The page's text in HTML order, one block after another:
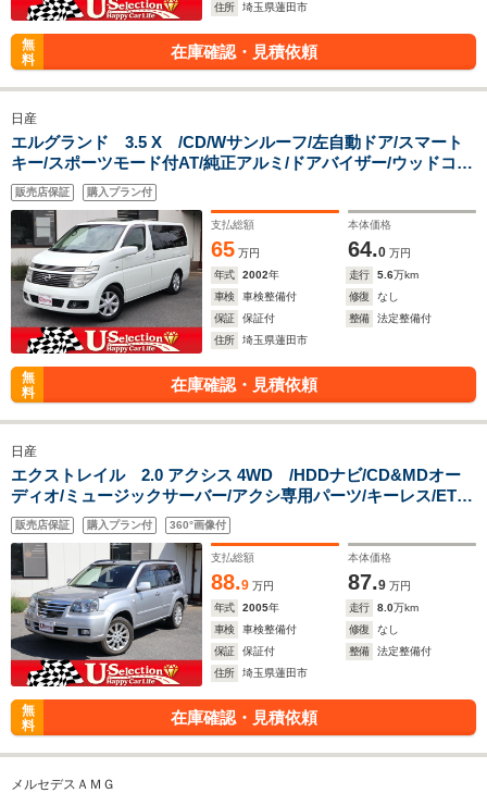
住所
埼玉県蓮田市
無
料
在庫確認・見積依頼
日産
エルグランド 3.5 X /CD/Wサンルーフ/左自動ドア/スマート
キー/スポーツモード付AT/純正アルミ/ドアバイザー/ウッドコン
ビハンドル
販売店保証 購入プラン付
支払総額
65 万円
本体価格
64.0 万円
年式
2002年 走行 5.6万km
車検
車検整備付 修復
なし
保証
保証付 整備
法定整備付
住所
埼玉県蓮田市
無
料
在庫確認・見積依頼
日産
エクストレイル 2.0 アクシス 4WD /HDDナビ/CD&MDオー
ディオ/ミュージックサーバー/アクシ専用パーツ/キーレス/ETC/
リモコンエンジンスターター/キセノン/4WD/
販売店保証 購入プラン付 360°画像付
支払総額
88.9 万円
本体価格
87.9 万円
年式
2005年 走行 8.0万km
車検
車検整備付 修復
なし
保証
保証付 整備
法定整備付
住所
埼玉県蓮田市
無
料
在庫確認・見積依頼
メルセデスＡＭＧ